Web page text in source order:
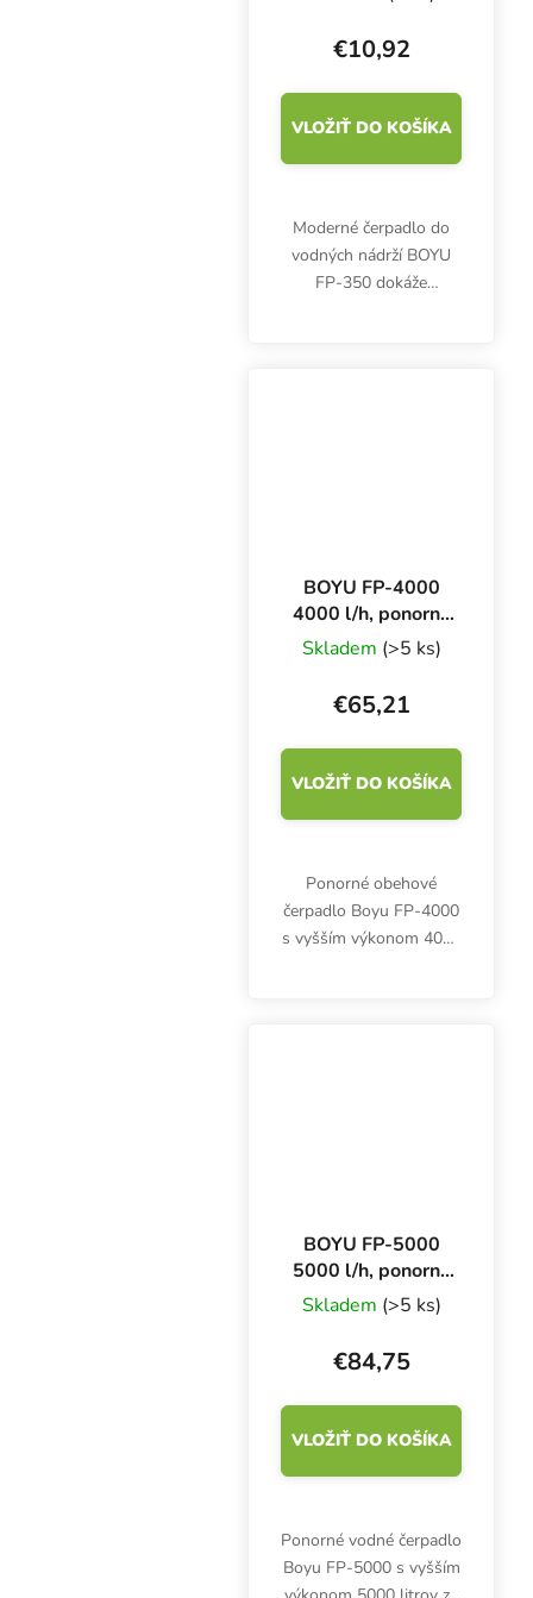
€10,92
VLOŽIŤ DO KOŠÍKA
Moderné čerpadlo do
vodných nádrží BOYU
FP-350 dokáže
BOYU FP-4000
4000 l/h, ponorné
čerpadlo
Skladem (>5 ks)
€65,21
VLOŽIŤ DO KOŠÍKA
Ponorné obehové
čerpadlo Boyu FP-4000
s vyšším výkonom 4000
BOYU FP-5000
5000 l/h, ponorné
čerpadlo
Skladem (>5 ks)
€84,75
VLOŽIŤ DO KOŠÍKA
Ponorné vodné čerpadlo
Boyu FP-5000 s vyšším